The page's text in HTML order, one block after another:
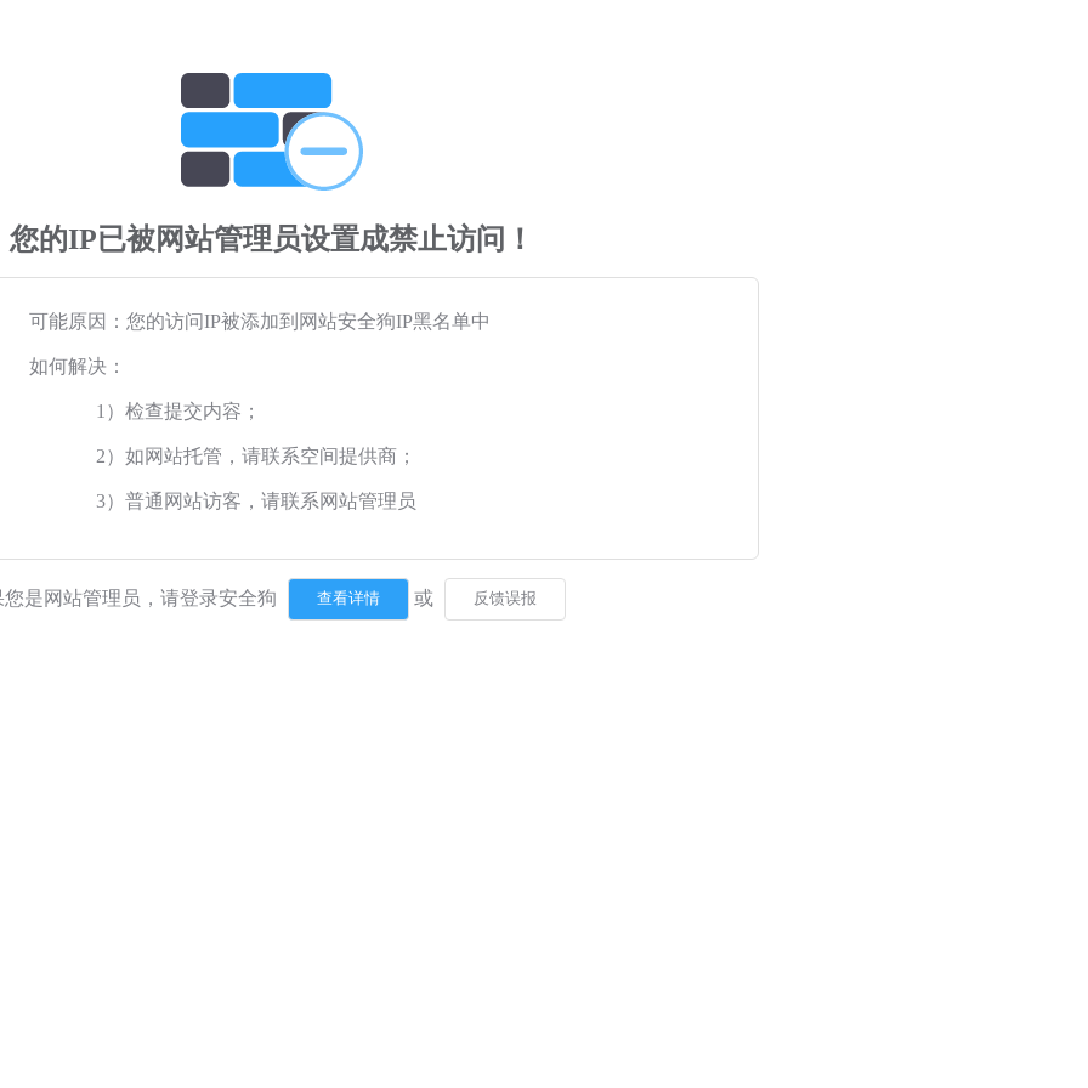
您的IP已被网站管理员设置成禁止访问！
可能原因：您的访问IP被添加到网站安全狗IP黑名单中
如何解决：
1）检查提交内容；
2）如网站托管，请联系空间提供商；
3）普通网站访客，请联系网站管理员
您是网站管理员，请登录安全狗 或